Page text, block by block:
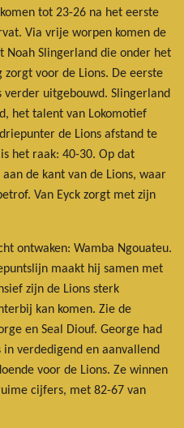
tot 23-26 na het eerste
Via vrije worpen komen de
Noah Slingerland die onder het
voor de Lions. De eerste
uitgebouwd. Slingerland
het talent van Lokomotief
de Lions afstand te
het raak: 40-30. Op dat
de kant van de Lions, waar
Van Eyck zorgt met zijn
ontwaken: Wamba Ngouateu.
maakt hij samen met
zijn de Lions sterk
kan komen. Zie de
en Seal Diouf. George had
verdedigend en aanvallend
voor de Lions. Ze winnen
cijfers, met 82-67 van